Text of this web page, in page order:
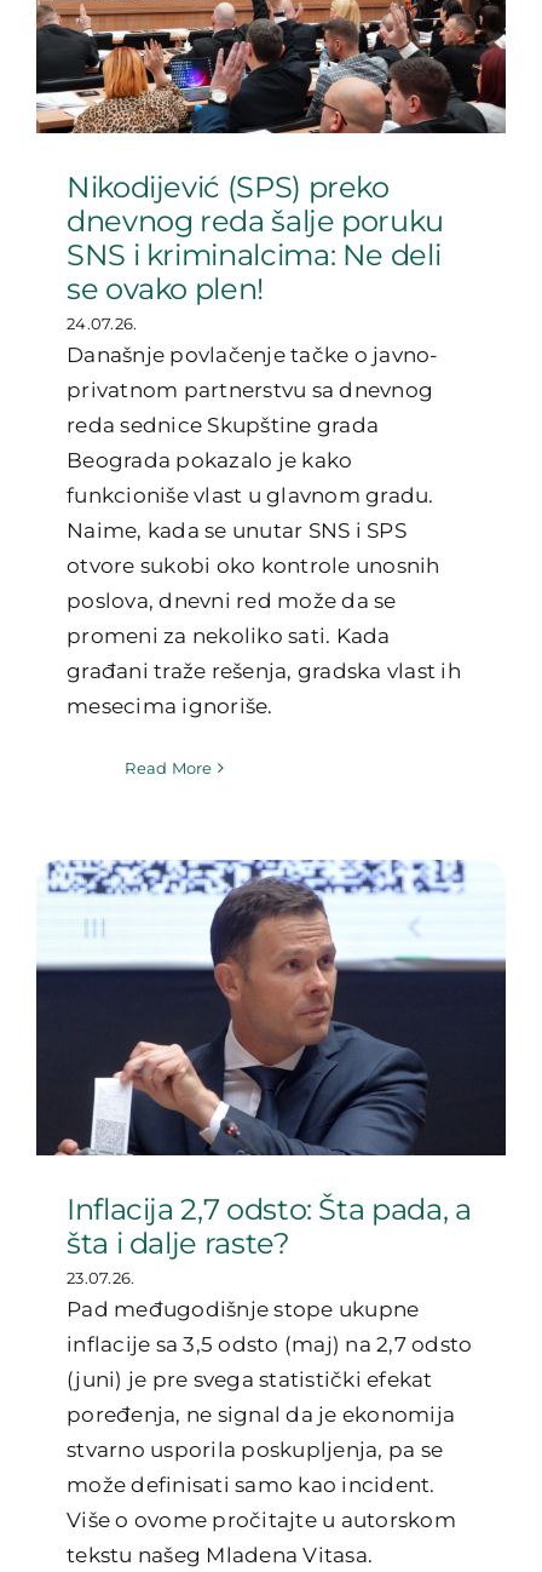
Nikodijević (SPS) preko
dnevnog reda šalje poruku
SNS i kriminalcima: Ne deli
se ovako plen!
24.07.26.
Današnje povlačenje tačke o javno-
privatnom partnerstvu sa dnevnog
reda sednice Skupštine grada
Beograda pokazalo je kako
funkcioniše vlast u glavnom gradu.
Naime, kada se unutar SNS i SPS
otvore sukobi oko kontrole unosnih
poslova, dnevni red može da se
promeni za nekoliko sati. Kada
građani traže rešenja, gradska vlast ih
mesecima ignoriše.
Read More
Inflacija 2,7 odsto: Šta pada, a
šta i dalje raste?
23.07.26.
Pad međugodišnje stope ukupne
inflacije sa 3,5 odsto (maj) na 2,7 odsto
(juni) je pre svega statistički efekat
poređenja, ne signal da je ekonomija
stvarno usporila poskupljenja, pa se
može definisati samo kao incident.
Više o ovome pročitajte u autorskom
tekstu našeg Mladena Vitasa.